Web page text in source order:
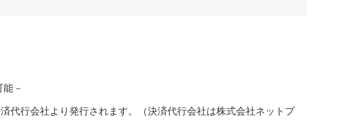
－
代行会社より発行されます。（決済代行会社は株式会社ネットプ